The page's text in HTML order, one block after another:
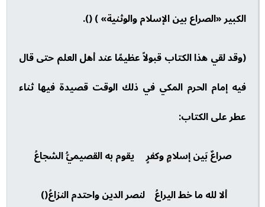
الكبير «الصراع بين الإسلام والوثنية» ) ().
(وقد لقي هذا الكتاب قبولاً عظيمًا عند أهل العلم حتى قال
فيه إمام الحرم المكي في ذلك الوقت قصيدة فيها ثناء
عطر على الكتاب:
صراعٌ بَين إسلامٍ وكفرٍ يقوم به القصيميُّ الشجاعُ
ألا لله ما خط اليراعُ لنصر الدين واحتدم النزاعُ()